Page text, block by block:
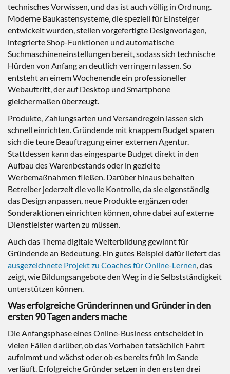
technisches Vorwissen, und das ist auch völlig in Ordnung.
Moderne Baukastensysteme, die speziell für Einsteiger
entwickelt wurden, stellen vorgefertigte Designvorlagen,
integrierte Shop-Funktionen und automatische
Suchmaschineneinstellungen bereit, sodass sich technische
Hürden von Anfang an deutlich verringern lassen. So
entsteht an einem Wochenende ein professioneller
Webauftritt, der auf Desktop und Smartphone
gleichermaßen überzeugt.
Produkte, Zahlungsarten und Versandregeln lassen sich
schnell einrichten. Gründende mit knappem Budget sparen
sich die teure Beauftragung einer externen Agentur.
Stattdessen kann das eingesparte Budget direkt in den
Aufbau des Warenbestands oder in gezielte
Werbemaßnahmen fließen. Darüber hinaus behalten
Betreiber jederzeit die volle Kontrolle, da sie eigenständig
das Design anpassen, neue Produkte ergänzen oder
Sonderaktionen einrichten können, ohne dabei auf externe
Dienstleister warten zu müssen.
Auch das Thema digitale Weiterbildung gewinnt für
Gründende an Bedeutung. Ein gutes Beispiel dafür liefert das
ausgezeichnete Projekt zu Coaches für Online-Lernen, das
zeigt, wie Bildungsangebote den Weg in die Selbstständigkeit
unterstützen können.
Was erfolgreiche Gründerinnen und Gründer in den
ersten 90 Tagen anders mache
Die Anfangsphase eines Online-Business entscheidet in
vielen Fällen darüber, ob das Vorhaben tatsächlich Fahrt
aufnimmt und wächst oder ob es bereits früh im Sande
verläuft. Erfolgreiche Gründer setzen in den ersten drei